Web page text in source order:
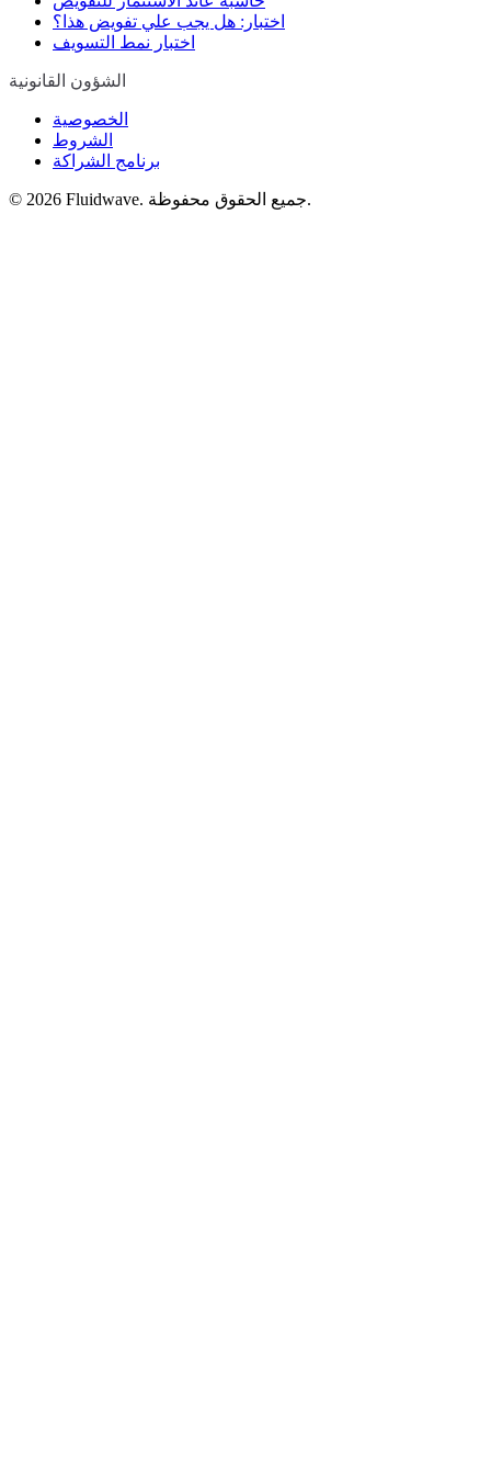
اختبار: هل يجب علي تفويض هذا؟
اختبار نمط التسويف
الشؤون القانونية
الخصوصية
الشروط
برنامج الشراكة
© 2026 Fluidwave. جميع الحقوق محفوظة.